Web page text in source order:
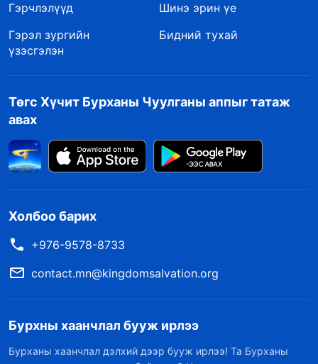
Гэрчлэлүүд
Шинэ эрин үе
Гэрэл зургийн
үзэсгэлэн
Бидний тухай
Төгс Хүчит Бурханы Чуулганы аппыг татаж
авах
Холбоо барих
+976-9578-8733
contact.mn@kingdomsalvation.org
Бурхны хаанчлал бууж ирлээ
Бурханы хаанчлал дэлхий дээр бууж ирлээ! Та Бурханы